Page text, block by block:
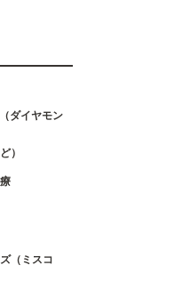
ダイヤモン
）
ズ（ミスコ